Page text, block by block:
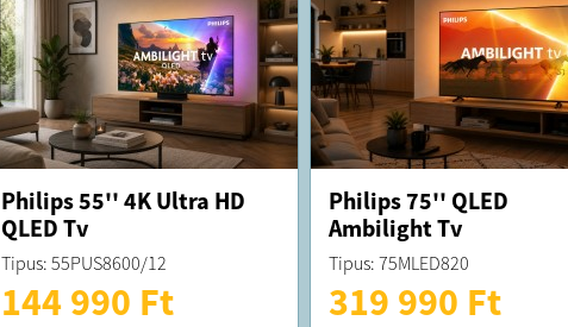
Philips 55'' 4K Ultra HD
QLED Tv
Tipus: 55PUS8600/12
144 990 Ft
Philips 75'' QLED
Ambilight Tv
Tipus: 75MLED820
319 990 Ft